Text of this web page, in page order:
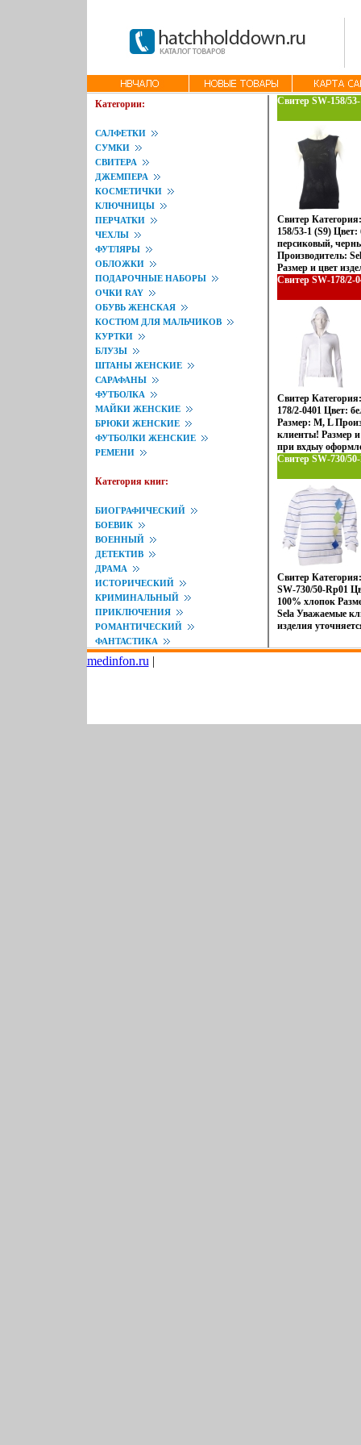
Категории:
САЛФЕТКИ
СУМКИ
СВИТЕРА
ДЖЕМПЕРА
КОСМЕТИЧКИ
КЛЮЧНИЦЫ
ПЕРЧАТКИ
ЧЕХЛЫ
ФУТЛЯРЫ
ОБЛОЖКИ
ПОДАРОЧНЫЕ НАБОРЫ
ОЧКИ RAY
ОБУВЬ ЖЕНСКАЯ
КОСТЮМ ДЛЯ МАЛЬЧИКОВ
КУРТКИ
БЛУЗЫ
ШТАНЫ ЖЕНСКИЕ
САРАФАНЫ
ФУТБОЛКА
МАЙКИ ЖЕНСКИЕ
БРЮКИ ЖЕНСКИЕ
ФУТБОЛКИ ЖЕНСКИЕ
РЕМЕНИ
Категория книг:
БИОГРАФИЧЕСКИЙ
БОЕВИК
ВОЕННЫЙ
ДЕТЕКТИВ
ДРАМА
ИСТОРИЧЕСКИЙ
КРИМИНАЛЬНЫЙ
ПРИКЛЮЧЕНИЯ
РОМАНТИЧЕСКИЙ
ФАНТАСТИКА
Свитер SW-158/
Свитер
158/53-1 (S9)
персиковый,
Производитель:
Размер и цвет
офбяшцьормлении
Свитер SW-178/2-
Свитер
178/2-0401 Цвет:
Размер: M, L
клиенты! Размер и
при вхдыу
Свитер SW-730/
Свитер
SW-730/50-Rp01
100% хлопок
Sela Уважаемые
изделия
medinfon.ru |